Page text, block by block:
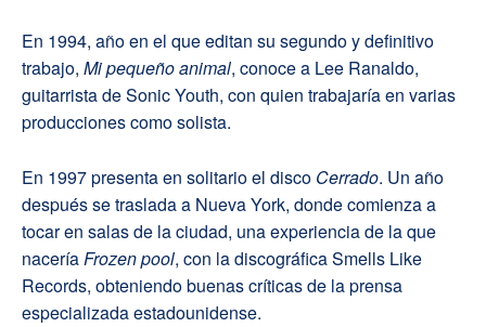
En 1994, año en el que editan su segundo y definitivo
trabajo, Mi pequeño animal, conoce a Lee Ranaldo,
guitarrista de Sonic Youth, con quien trabajaría en varias
producciones como solista.
En 1997 presenta en solitario el disco Cerrado. Un año
después se traslada a Nueva York, donde comienza a
tocar en salas de la ciudad, una experiencia de la que
naceríaFrozen pool, con la discográfica Smells Like
Records, obteniendo buenas críticas de la prensa
especializada estadounidense.